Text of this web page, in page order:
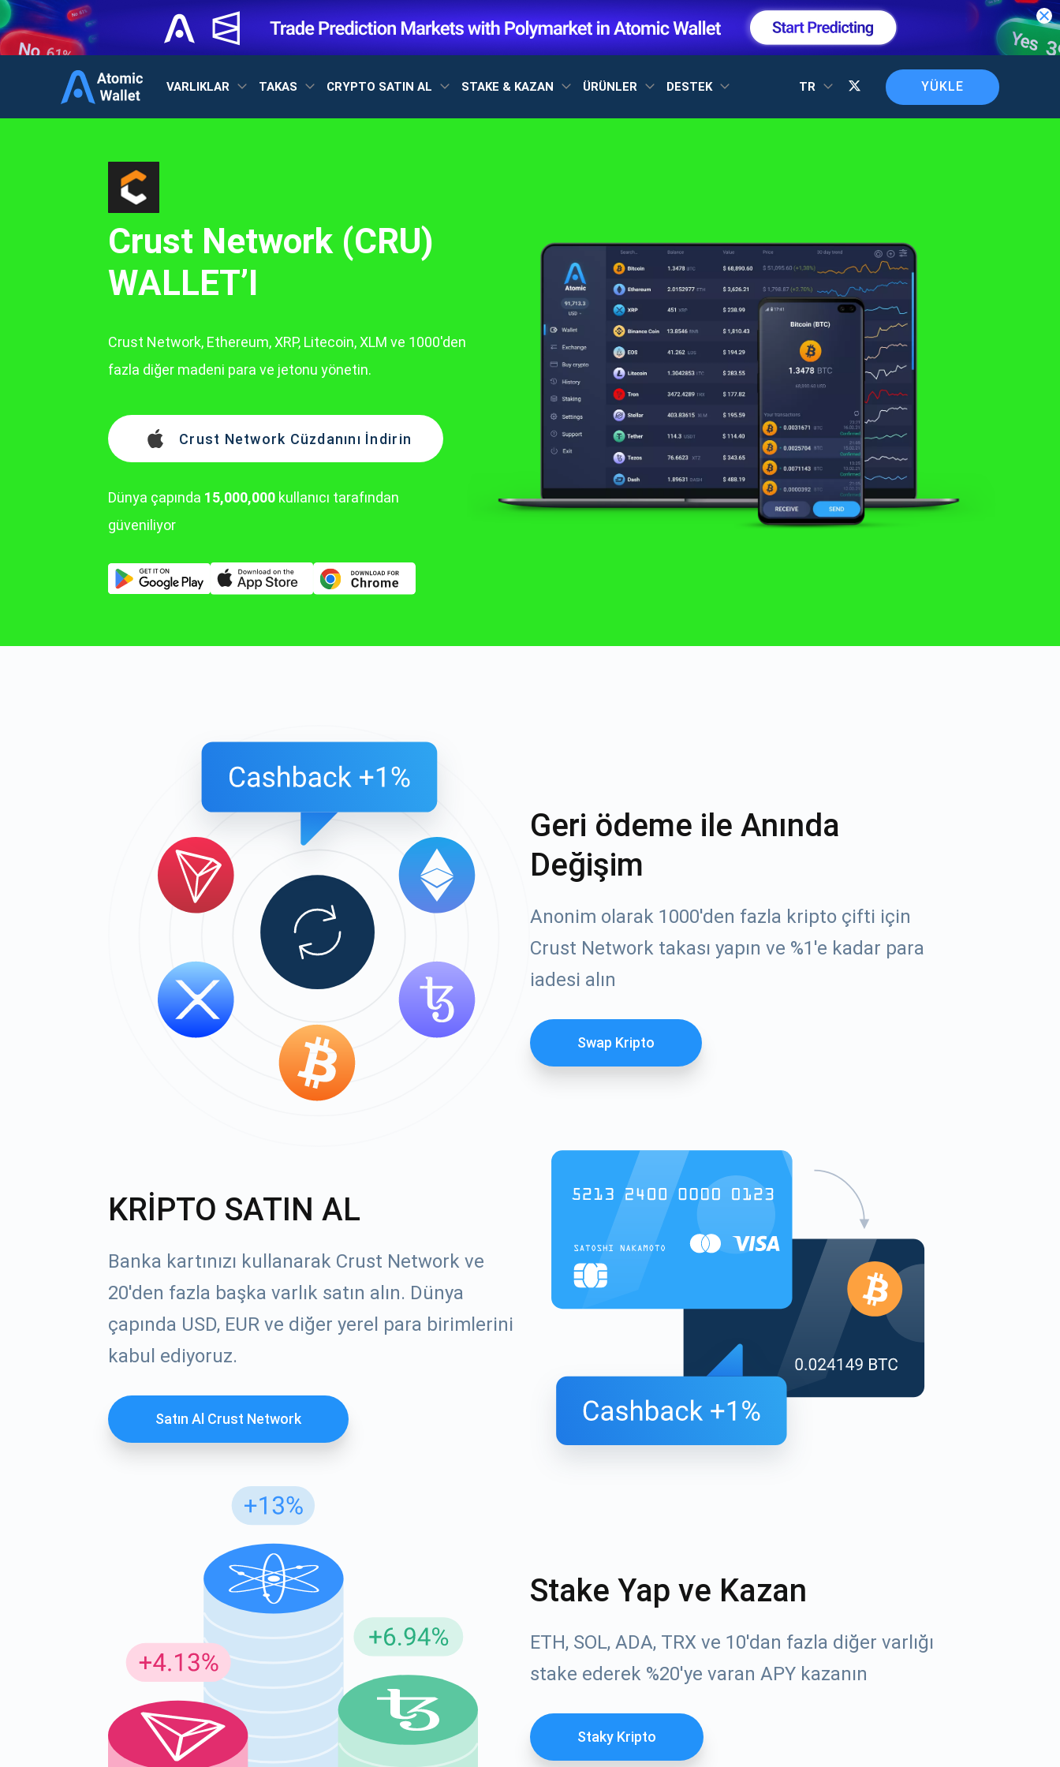
VARLIKLAR TAKAS CRYPTO SATIN AL STAKE & KAZAN ÜRÜNLER DESTEK TR YÜKLE
Crust Network (CRU)
WALLET’I
Crust Network, Ethereum, XRP, Litecoin, XLM ve 1000'den
fazla diğer madeni para ve jetonu yönetin.
Crust Network Cüzdanını İndirin
Dünya çapında 15,000,000 kullanıcı tarafından
güveniliyor
Geri ödeme ile Anında
Değişim
Anonim olarak 1000'den fazla kripto çifti için
Crust Network takası yapın ve %1'e kadar para
iadesi alın
Swap Kripto
KRİPTO SATIN AL
Banka kartınızı kullanarak Crust Network ve
20'den fazla başka varlık satın alın. Dünya
çapında USD, EUR ve diğer yerel para birimlerini
kabul ediyoruz.
Satın Al Crust Network
Stake Yap ve Kazan
ETH, SOL, ADA, TRX ve 10'dan fazla diğer varlığı
stake ederek %20'ye varan APY kazanın
Staky Kripto
Atomic
support@atomicwallet.io
YouTube'umuza göz
atın
Güncellemeler için Abone Ol
En son proje güncellemelerini ve kripto kılavuzlarını ilk alan siz olun
ABONE OL